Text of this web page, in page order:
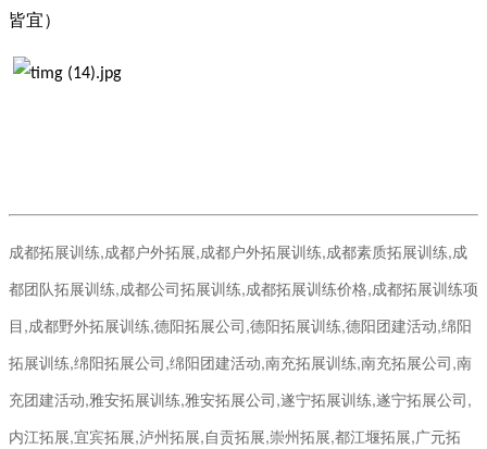
皆宜）
成都拓展训练,成都户外拓展,成都户外拓展训练,成都素质拓展训练,成
都团队拓展训练,成都公司拓展训练,成都拓展训练价格,成都拓展训练项
目,成都野外拓展训练,德阳拓展公司,德阳拓展训练,德阳团建活动,绵阳
拓展训练,绵阳拓展公司,绵阳团建活动,南充拓展训练,南充拓展公司,南
充团建活动,雅安拓展训练,雅安拓展公司,遂宁拓展训练,遂宁拓展公司,
内江拓展,宜宾拓展,泸州拓展,自贡拓展,崇州拓展,都江堰拓展,广元拓